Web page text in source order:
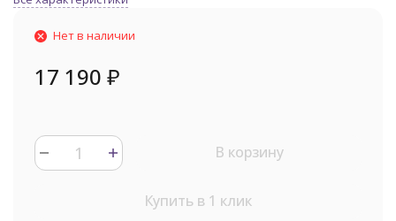
Нет в наличии
17 190 ₽
В корзину
Купить в 1 клик